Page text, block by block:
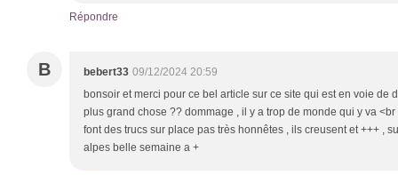
Répondre
B bebert33 09/12/2024 20:59
bonsoir et merci pour ce bel article sur ce site qui est en voie de
plus grand chose ?? dommage , il y a trop de monde qui y va
font des trucs sur place pas très honnêtes , ils creusent et +++ ,
alpes belle semaine a +